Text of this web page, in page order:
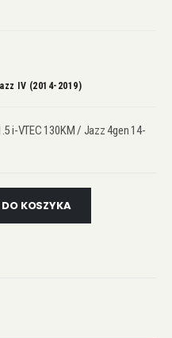
IV (2014-2019)
i-VTEC 130KM / Jazz 4gen 14-
KOSZYKA